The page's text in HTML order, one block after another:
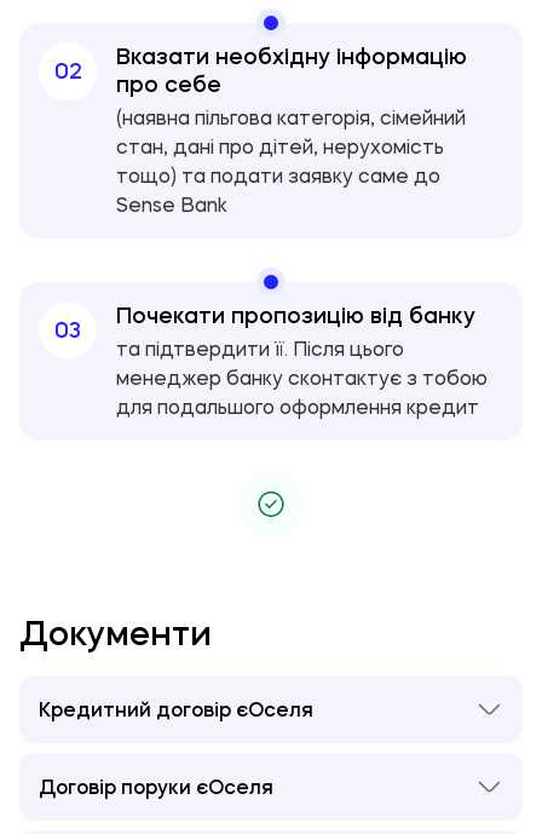
02
Вказати необхідну інформацію
про себе
(наявна пільгова категорія, сімейний
стан, дані про дітей, нерухомість
тощо) та подати заявку саме до
Sense Bank
03
Почекати пропозицію від банку
та підтвердити її. Після цього
менеджер банку сконтактує з тобою
для подальшого оформлення кредит
Документи
Кредитний договір єОселя
Договір поруки єОселя